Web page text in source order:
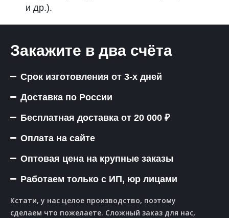
и др.).
Закажите в два счёта
Срок изготовления от 3-х дней
Доставка по России
Бесплатная доставка от 20 000 ₽
Оплата на сайте
Оптовая цена на крупные заказы
Работаем только с ИП, юр лицами
Кстати, у нас целое производство, поэтому
сделаем что пожелаете. Сложный заказ для нас,